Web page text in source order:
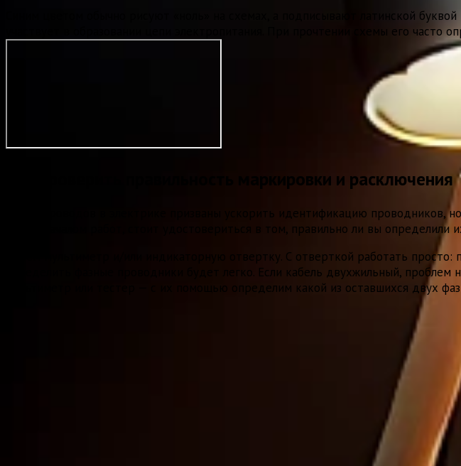
Синим цветом обычно рисуют «ноль» на схемах, а подписывают латинской
участвует в образовании цепи электропитания. При прочтении схемы его часто
Как проверить правильность маркировки и расключения
Цвета проводов в электрике призваны ускорить идентификацию проводников,
перед началом работ, стоит удостовериться в том, правильно ли вы определили
Берем мультиметр и/или индикаторную отвертку. С отверткой работать
определить фазные проводники будет легко. Если кабель двухжильный,
мультиметр или тестер — с их помощью определим какой из оставшихся двух